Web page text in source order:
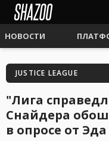
НОВОСТИ
JUSTICE LEAGUE
"Лига
Снайдера
в опросе от